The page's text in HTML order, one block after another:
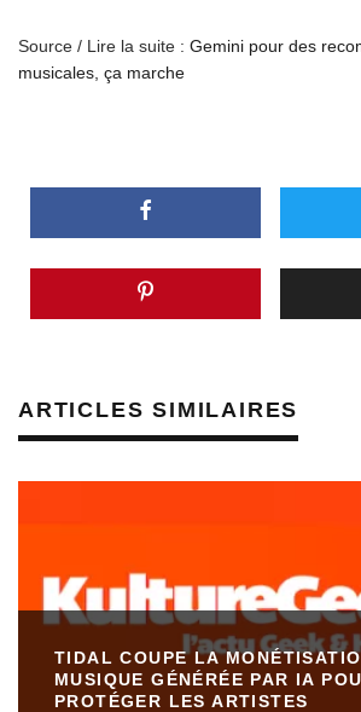
Source / Lire la suite : Gemini pour des
musicales, ça marche
ARTICLES SIMILAIRES
TIDAL COUPE LA
MUSIQUE GÉNÉRÉE PAR IA
PROTÉGER LES ARTISTES